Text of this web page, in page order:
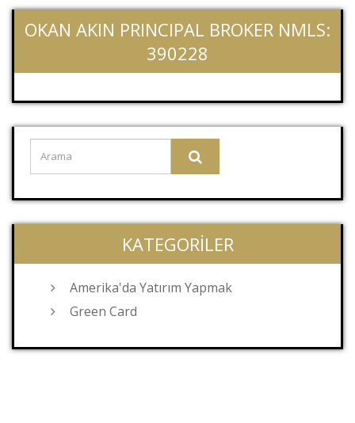
OKAN AKIN PRINCIPAL BROKER NMLS:
390228
KATEGORILER
Amerika'da Yatırım Yapmak
Green Card